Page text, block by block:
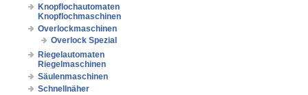
Knopflochautomaten
Knopflochmaschinen
Overlockmaschinen
Overlock Spezial
Riegelautomaten
Riegelmaschinen
Säulenmaschinen
Schnellnäher